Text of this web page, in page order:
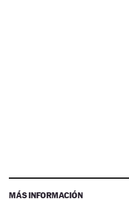
MÁS INFORMACIÓN